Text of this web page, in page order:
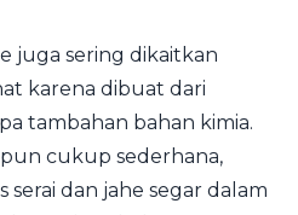
juga sering dikaitkan
karena dibuat dari
tambahan bahan kimia.
cukup sederhana,
dan jahe segar dalam